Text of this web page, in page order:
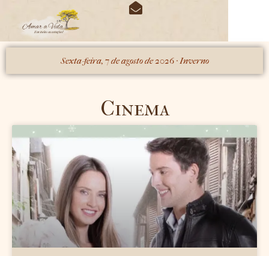
Sexta-feira, 7 de agosto de 2026 · Inverno
Cinema